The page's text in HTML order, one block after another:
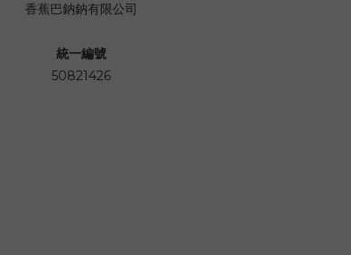
香蕉巴鈉鈉有限公司
統一編號
50821426